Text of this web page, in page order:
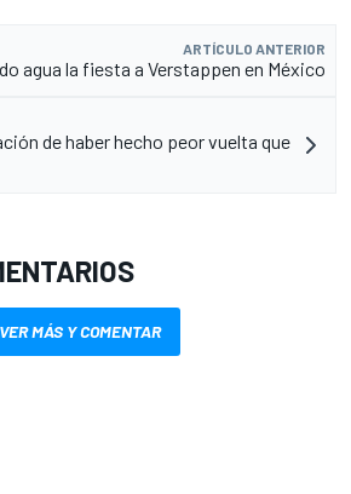
ARTÍCULO ANTERIOR
agua la fiesta a Verstappen en México
de haber hecho peor vuelta que
VER MÁS Y COMENTAR